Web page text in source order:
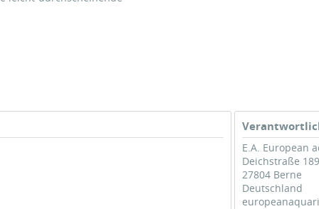
E.A. European
Deichstraße 189
27804 Berne
Deutschland